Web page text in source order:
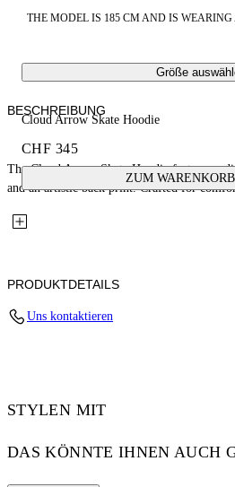
THE MODEL IS 185 CM AND IS WEARING
Größe
Cloud Arrow Skate Hoodie
CHF 345
ZUM
BESCHREIBUNG
The Cloud Arrow Skate Hoodie features a
and an artistic back print. Crafted for
PRODUKTDETAILS
Uns kontaktieren
STYLEN MIT
DAS KÖNNTE IHNEN AUCH